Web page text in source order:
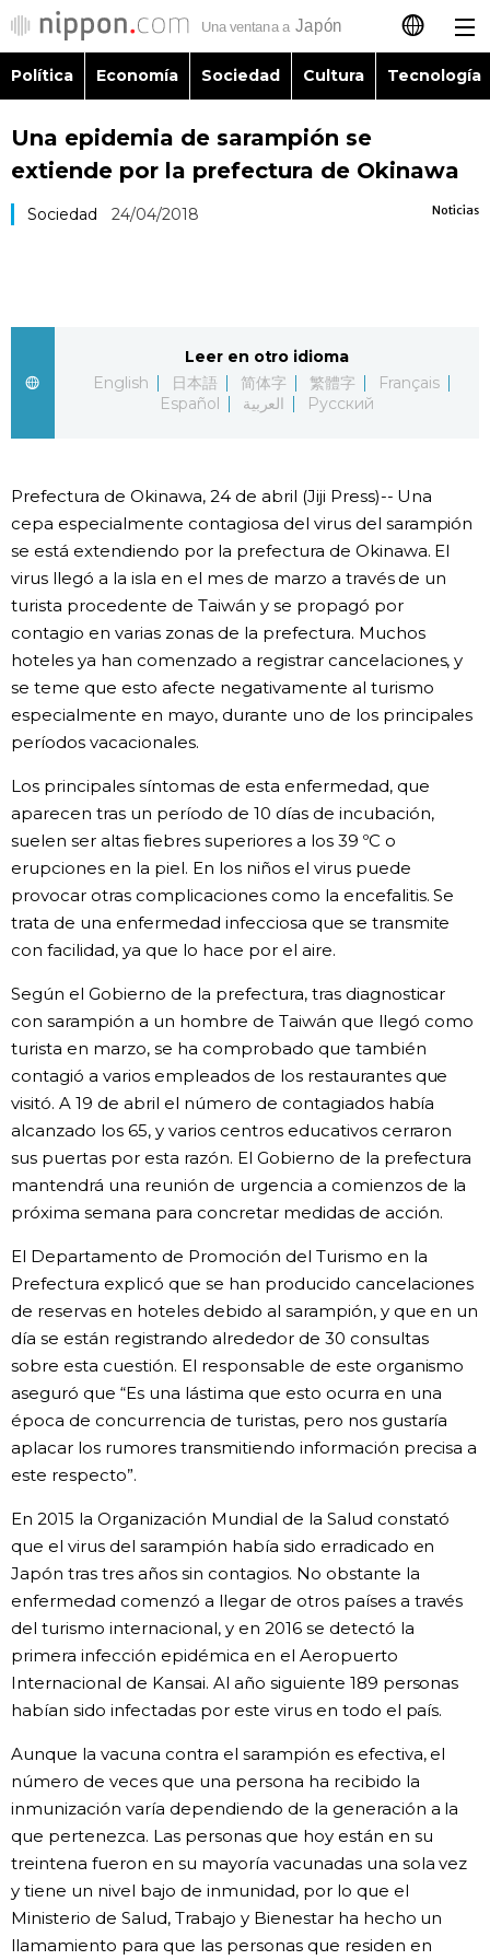
日本語
English
العربية
Русский
Política
Sociedad
Cultura
Vida
Guía de Japón
Vídeos e imágenes
En profundidad
Noticias
Datos de Japón
Fragmentos de Japón
Gente
Blog
Avisos
official SNS
Política Economía Sociedad Cultura Tecnología
Una epidemia de sarampión se
extiende por la prefectura de Okinawa
Noticias
Sociedad 24/04/2018
Leer en otro idioma
English
日本語 简体字 繁體字
Français
Español
العربية Русский
Prefectura de Okinawa, 24 de abril (Jiji Press)-- Una
cepa especialmente contagiosa del virus del sarampión
se está extendiendo por la prefectura de Okinawa. El
virus llegó a la isla en el mes de marzo a través de un
turista procedente de Taiwán y se propagó por
contagio en varias zonas de la prefectura. Muchos
hoteles ya han comenzado a registrar cancelaciones, y
se teme que esto afecte negativamente al turismo
especialmente en mayo, durante uno de los principales
períodos vacacionales.
Los principales síntomas de esta enfermedad, que
aparecen tras un período de 10 días de incubación,
suelen ser altas fiebres superiores a los 39 ºC o
erupciones en la piel. En los niños el virus puede
provocar otras complicaciones como la encefalitis. Se
trata de una enfermedad infecciosa que se transmite
con facilidad, ya que lo hace por el aire.
Según el Gobierno de la prefectura, tras diagnosticar
con sarampión a un hombre de Taiwán que llegó como
turista en marzo, se ha comprobado que también
contagió a varios empleados de los restaurantes que
visitó. A 19 de abril el número de contagiados había
alcanzado los 65, y varios centros educativos cerraron
sus puertas por esta razón. El Gobierno de la prefectura
mantendrá una reunión de urgencia a comienzos de la
próxima semana para concretar medidas de acción.
El Departamento de Promoción del Turismo en la
Prefectura explicó que se han producido cancelaciones
de reservas en hoteles debido al sarampión, y que en un
día se están registrando alrededor de 30 consultas
sobre esta cuestión. El responsable de este organismo
aseguró que “Es una lástima que esto ocurra en una
época de concurrencia de turistas, pero nos gustaría
aplacar los rumores transmitiendo información precisa a
este respecto”.
En 2015 la Organización Mundial de la Salud constató
que el virus del sarampión había sido erradicado en
Japón tras tres años sin contagios. No obstante la
enfermedad comenzó a llegar de otros países a través
del turismo internacional, y en 2016 se detectó la
primera infección epidémica en el Aeropuerto
Internacional de Kansai. Al año siguiente 189 personas
habían sido infectadas por este virus en todo el país.
Aunque la vacuna contra el sarampión es efectiva, el
número de veces que una persona ha recibido la
inmunización varía dependiendo de la generación a la
que pertenezca. Las personas que hoy están en su
treintena fueron en su mayoría vacunadas una sola vez
y tiene un nivel bajo de inmunidad, por lo que el
Ministerio de Salud, Trabajo y Bienestar ha hecho un
llamamiento para que las personas que residen en